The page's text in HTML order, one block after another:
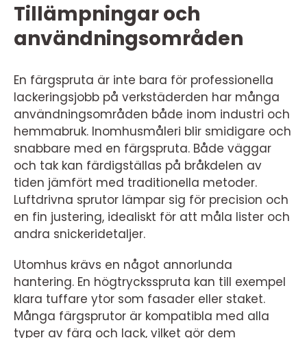
Tillämpningar och
användningsområden
En färgspruta är inte bara för professionella
lackeringsjobb på verkstäderden har många
användningsområden både inom industri och
hemmabruk. Inomhusmåleri blir smidigare och
snabbare med en färgspruta. Både väggar
och tak kan färdigställas på bråkdelen av
tiden jämfört med traditionella metoder.
Luftdrivna sprutor lämpar sig för precision och
en fin justering, idealiskt för att måla lister och
andra snickeridetaljer.
Utomhus krävs en något annorlunda
hantering. En högtrycksspruta kan till exempel
klara tuffare ytor som fasader eller staket.
Många färgsprutor är kompatibla med alla
typer av färg och lack, vilket gör dem